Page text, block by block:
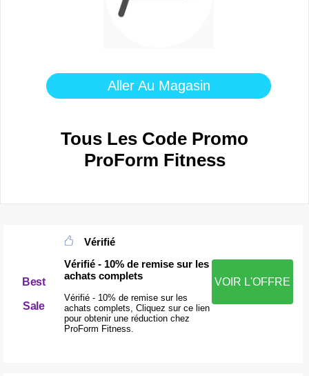
Aller Au Magasin
Tous Les Code Promo
ProForm Fitness
Best
Sale
Vérifié
Vérifié - 10% de remise sur les
achats complets
Vérifié - 10% de remise sur les
achats complets, Cliquez sur ce lien
pour obtenir une réduction chez
ProForm Fitness.
VOIR L'OFFRE